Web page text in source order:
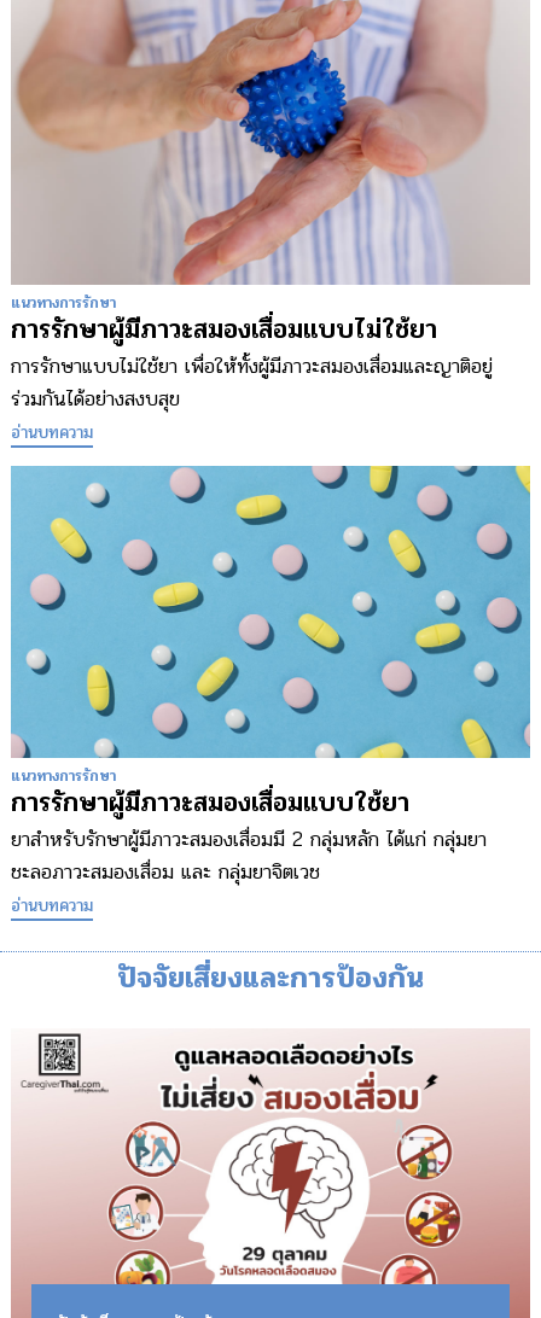
แนวทางการรักษา
การรักษาผู้มีภาวะสมองเสื่อมแบบไม่ใช้ยา
การรักษาแบบไม่ใช้ยา เพื่อให้ทั้งผู้มีภาวะสมองเสื่อมและญาติอยู่
ร่วมกันได้อย่างสงบสุข
อ่านบทความ
แนวทางการรักษา
การรักษาผู้มีภาวะสมองเสื่อมแบบใช้ยา
ยาสำหรับรักษาผู้มีภาวะสมองเสื่อมมี 2 กลุ่มหลัก ได้แก่ กลุ่มยา
ชะลอภาวะสมองเสื่อม และ กลุ่มยาจิตเวช
อ่านบทความ
ปัจจัยเสี่ยงและการป้องกัน